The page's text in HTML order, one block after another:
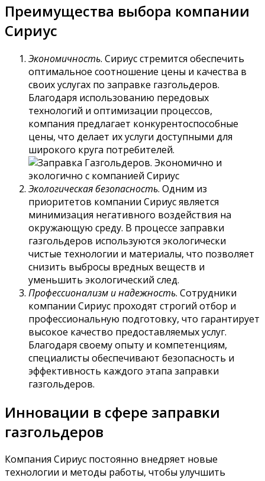
Преимущества выбора компании
Сириус
Экономичность. Сириус стремится обеспечить
оптимальное соотношение цены и качества в
своих услугах по заправке газгольдеров.
Благодаря использованию передовых
технологий и оптимизации процессов,
компания предлагает конкурентоспособные
цены, что делает их услуги доступными для
широкого круга потребителей.
Экологическая безопасность. Одним из
приоритетов компании Сириус является
минимизация негативного воздействия на
окружающую среду. В процессе заправки
газгольдеров используются экологически
чистые технологии и материалы, что позволяет
снизить выбросы вредных веществ и
уменьшить экологический след.
Профессионализм и надежность. Сотрудники
компании Сириус проходят строгий отбор и
профессиональную подготовку, что гарантирует
высокое качество предоставляемых услуг.
Благодаря своему опыту и компетенциям,
специалисты обеспечивают безопасность и
эффективность каждого этапа заправки
газгольдеров.
Инновации в сфере заправки
газгольдеров
Компания Сириус постоянно внедряет новые
технологии и методы работы, чтобы улучшить